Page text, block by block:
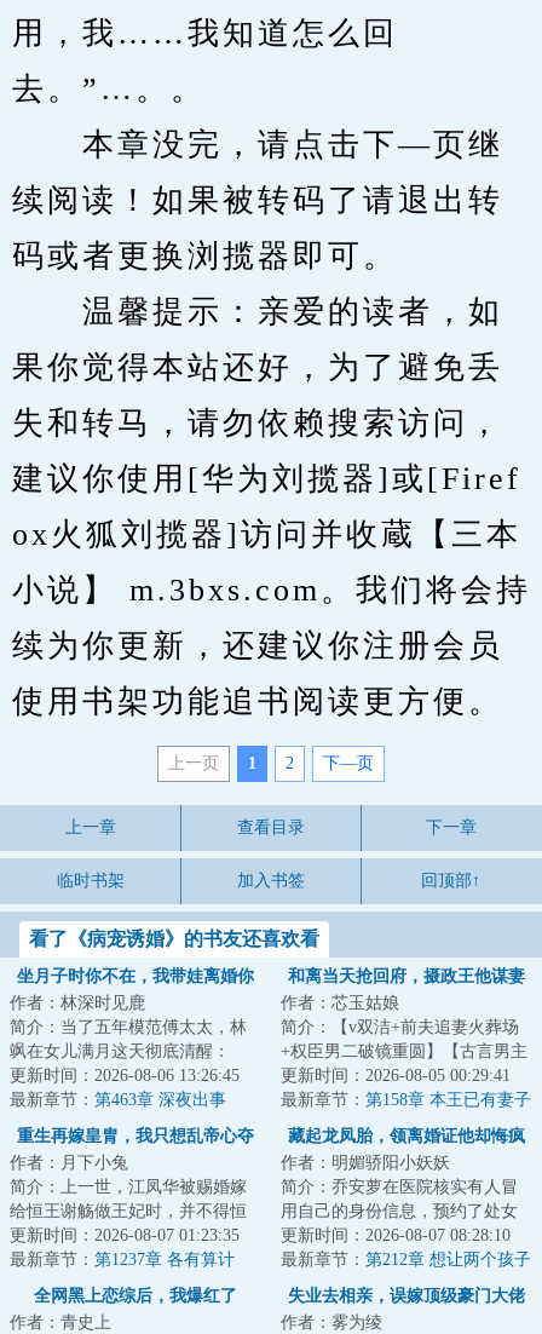
用，我……我知道怎么回
去。”…。。
本章没完，请点击下—页继
续阅读！如果被转码了请退出转
码或者更换浏揽器即可。
温馨提示：亲爱的读者，如
果你觉得本站还好，为了避免丢
失和转马，请勿依赖搜索访问，
建议你使用[华为刘揽器]或[Firef
ox火狐刘揽器]访问并收蔵【三本
小说】 m.3bxs.com。我们将会持
续为你更新，还建议你注册会员
使用书架功能追书阅读更方便。
上一页 1 2 下—页
上一章 查看目录 下一章
临时书架 加入书签 回顶部↑
看了《病宠诱婚》的书友还喜欢看
坐月子时你不在，我带娃离婚你
哭什么
作者：林深时见鹿
简介：当了五年模范傅太太，林
飒在女儿满月这天彻底清醒：
&lt;br/&gt;丈夫傅砚辞把极致呵护
全给了白月光...
更新时间：2026-08-06 13:26:45
最新章节： 第463章 深夜出事
和离当天抢回府，摄政王他谋妻
已久
作者：芯玉姑娘
简介：【v双洁+前夫追妻火葬场
+权臣男二破镜重圆】【古言男主
天花板】&lt;br/&gt;她是药门医
女，相府千金...
更新时间：2026-08-05 00:29:41
最新章节： 第158章 本王已有妻子
重生再嫁皇胄，我只想乱帝心夺
凤位
作者：月下小兔
简介：上一世，江凤华被赐婚嫁
给恒王谢觞做王妃时，并不得恒
王喜欢。她以为只要自己谨守礼
节，事必躬亲，...
更新时间：2026-08-07 01:23:35
最新章节： 第1237章 各有算计
藏起龙凤胎，领离婚证他却悔疯
了！
作者：明媚骄阳小妖妖
简介：乔安萝在医院核实有人冒
用自己的身份信息，预约了处女
膜修复手术。却撞见了契约丈夫
慕云霆搂着归国...
更新时间：2026-08-07 08:28:10
最新章节： 第212章 想让两个孩子
去寿宴，你先学会尊重再说吧！
全网黑上恋综后，我爆红了
作者：青史上
失业去相亲，误嫁顶级豪门大佬
作者：雾为绫